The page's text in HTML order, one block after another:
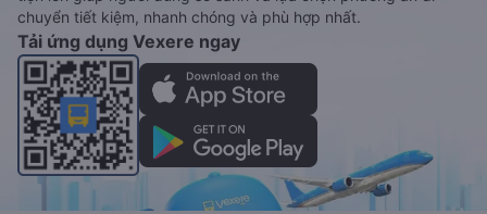
chuyển tiết kiệm, nhanh chóng và phù hợp nhất.
Tải ứng dụng Vexere ngay